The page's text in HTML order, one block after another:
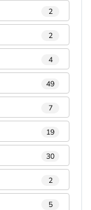
2
2
4
49
7
19
30
2
5